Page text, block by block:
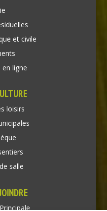
et civile
ligne
loisirs
salle